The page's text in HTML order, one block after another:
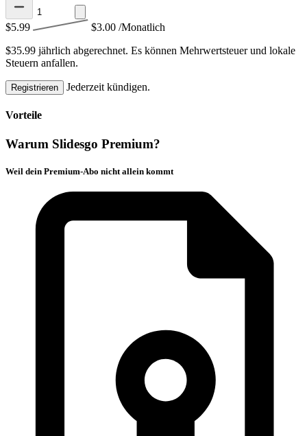
$5.99 $3.00 /Monatlich
$35.99 jährlich abgerechnet. Es können Mehrwertsteuer und lokale
Steuern anfallen.
Registrieren Jederzeit kündigen.
Vorteile
Warum Slidesgo Premium?
Weil dein Premium-Abo nicht allein kommt